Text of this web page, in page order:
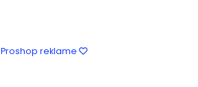
Proshop reklame